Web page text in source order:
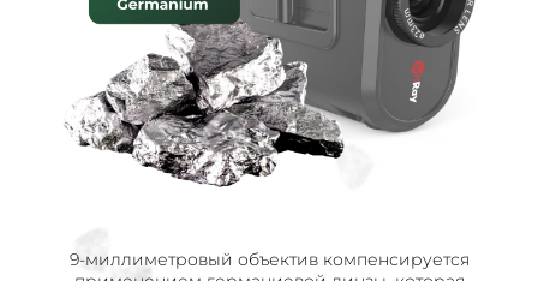
9-миллиметровый объектив компенсируется